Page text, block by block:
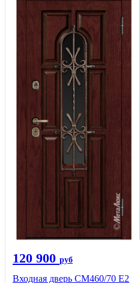
120 900 руб
Входная дверь СМ460/70 Е2